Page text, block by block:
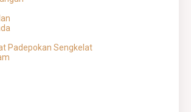
Padepokan Sengkelat